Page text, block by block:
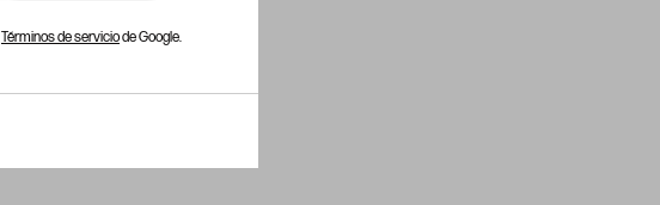
Términos de serviciode Google.